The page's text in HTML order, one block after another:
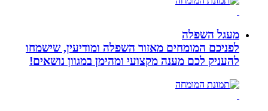
מעגל השפלה
לפניכם המומחים מאזור השפלה ומודיעין, שישמחו
להעניק לכם מענה מקצועי ומהימן במגוון נושאים!